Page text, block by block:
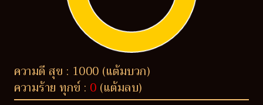
ความดี สุข : 1000 (แต้มบวก)
ความร้าย ทุกข์ : 0 (แต้มลบ)